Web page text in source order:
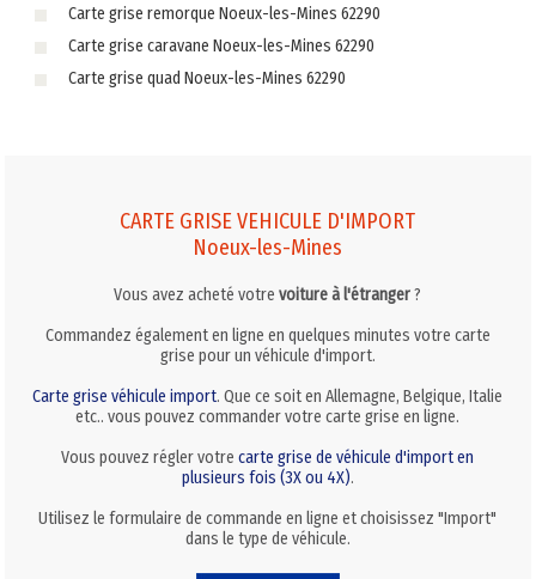
Carte grise remorque Noeux-les-Mines 62290
Carte grise caravane Noeux-les-Mines 62290
Carte grise quad Noeux-les-Mines 62290
CARTE GRISE VEHICULE D'IMPORT
Noeux-les-Mines
Vous avez acheté votrevoiture à l'étranger?
Commandez également en ligne en quelques minutes votre carte
grise pour un véhicule d'import.
Carte grise véhicule import. Que ce soit en Allemagne, Belgique, Italie
etc.. vous pouvez commander votre carte grise en ligne.
Vous pouvez régler votrecarte grise de véhicule d'import en
plusieurs fois (3X ou 4X).
Utilisez le formulaire de commande en ligne et choisissez "Import"
dans le type de véhicule.